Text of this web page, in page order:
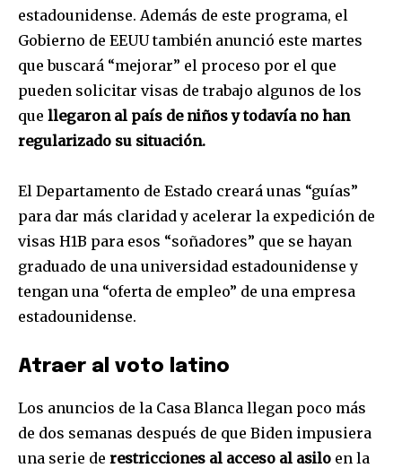
To subscribe, simply enter your email address on our website
or click the subscribe button below. Don't worry, we respect
your privacy and won't spam your inbox. Your information is
safe with us.
SUBSCRIBE
I've read and accept thePrivacy Policy.
estadounidense. Además de este programa, el
Gobierno de EEUU también anunció este martes
que buscará “mejorar” el proceso por el que
pueden solicitar visas de trabajo algunos de los
que llegaron al país de niños y todavía no han
regularizado su situación.
El Departamento de Estado creará unas “guías”
para dar más claridad y acelerar la expedición de
visas H1B para esos “soñadores” que se hayan
graduado de una universidad estadounidense y
tengan una “oferta de empleo” de una empresa
estadounidense.
Atraer al voto latino
Los anuncios de la Casa Blanca llegan poco más
de dos semanas después de que Biden impusiera
una serie de restricciones al acceso al asilo en la